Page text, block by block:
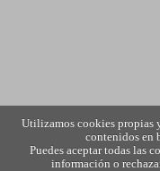
Utilizamos cookies propias
contenidos en
Puedes aceptar todas las
información o